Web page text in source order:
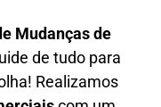
Mudanças de
de tudo para
Realizamos